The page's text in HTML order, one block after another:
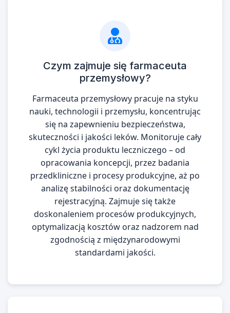
Czym zajmuje się farmaceuta
przemysłowy?
Farmaceuta przemysłowy pracuje na styku
nauki, technologii i przemysłu, koncentrując
się na zapewnieniu bezpieczeństwa,
skuteczności i jakości leków. Monitoruje cały
cykl życia produktu leczniczego – od
opracowania koncepcji, przez badania
przedkliniczne i procesy produkcyjne, aż po
analizę stabilności oraz dokumentację
rejestracyjną. Zajmuje się także
doskonaleniem procesów produkcyjnych,
optymalizacją kosztów oraz nadzorem nad
zgodnością z międzynarodowymi
standardami jakości.